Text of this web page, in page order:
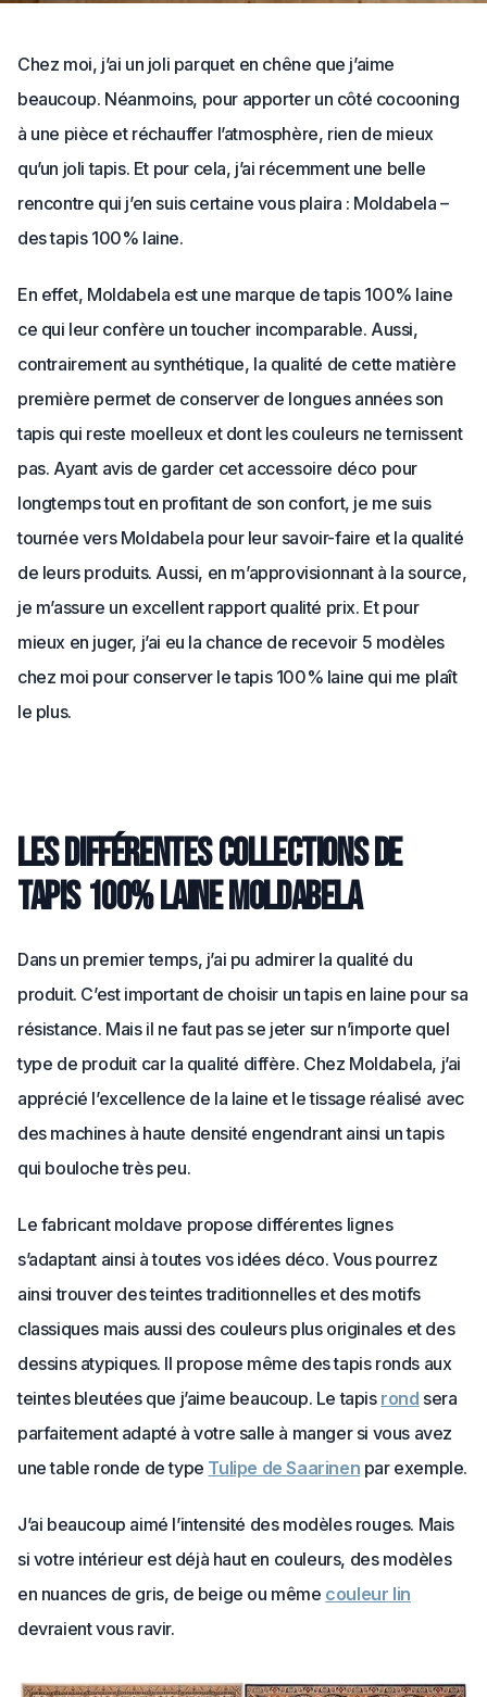
Chez moi, j’ai un joli parquet en chêne que j’aime
beaucoup. Néanmoins, pour apporter un côté cocooning
à une pièce et réchauffer l’atmosphère, rien de mieux
qu’un joli tapis. Et pour cela, j’ai récemment une belle
rencontre qui j’en suis certaine vous plaira : Moldabela –
des tapis 100% laine.
En effet, Moldabela est une marque de tapis 100% laine
ce qui leur confère un toucher incomparable. Aussi,
contrairement au synthétique, la qualité de cette matière
première permet de conserver de longues années son
tapis qui reste moelleux et dont les couleurs ne ternissent
pas. Ayant avis de garder cet accessoire déco pour
longtemps tout en profitant de son confort, je me suis
tournée vers Moldabela pour leur savoir-faire et la qualité
de leurs produits. Aussi, en m’approvisionnant à la source,
je m’assure un excellent rapport qualité prix. Et pour
mieux en juger, j’ai eu la chance de recevoir 5 modèles
chez moi pour conserver le tapis 100% laine qui me plaît
le plus.
Les différentes collections de
tapis 100% laine Moldabela
Dans un premier temps, j’ai pu admirer la qualité du
produit. C’est important de choisir un tapis en laine pour sa
résistance. Mais il ne faut pas se jeter sur n’importe quel
type de produit car la qualité diffère. Chez Moldabela, j’ai
apprécié l’excellence de la laine et le tissage réalisé avec
des machines à haute densité engendrant ainsi un tapis
qui bouloche très peu.
Le fabricant moldave propose différentes lignes
s’adaptant ainsi à toutes vos idées déco. Vous pourrez
ainsi trouver des teintes traditionnelles et des motifs
classiques mais aussi des couleurs plus originales et des
dessins atypiques. Il propose même des tapis ronds aux
teintes bleutées que j’aime beaucoup. Le tapis rond sera
parfaitement adapté à votre salle à manger si vous avez
une table ronde de type Tulipe de Saarinen par exemple.
J’ai beaucoup aimé l’intensité des modèles rouges. Mais
si votre intérieur est déjà haut en couleurs, des modèles
en nuances de gris, de beige ou même couleur lin
devraient vous ravir.